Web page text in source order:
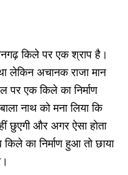
किले पर एक श्राप है।
लेकिन अचानक राजा मान
पर एक किले का निर्माण
नाथ को मना लिया कि
छुएगी और अगर ऐसा होता
किले का निर्माण हुआ तो छाया